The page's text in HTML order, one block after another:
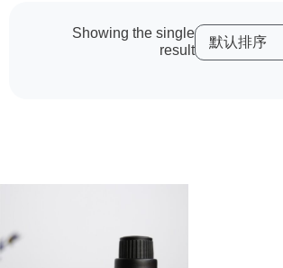
Showing the single
result